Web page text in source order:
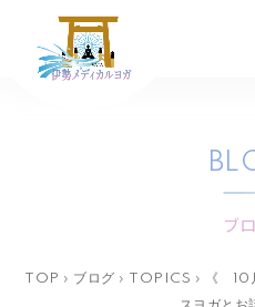
ブ
TOP › ブログ › TOPICS ›
《 10